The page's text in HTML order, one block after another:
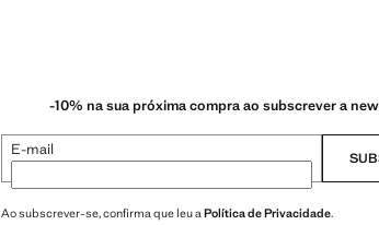
-10% na sua próxima compra ao subscrever a
E-mail
Ao subscrever-se, confirma que leu aPolítica de Privacidade.